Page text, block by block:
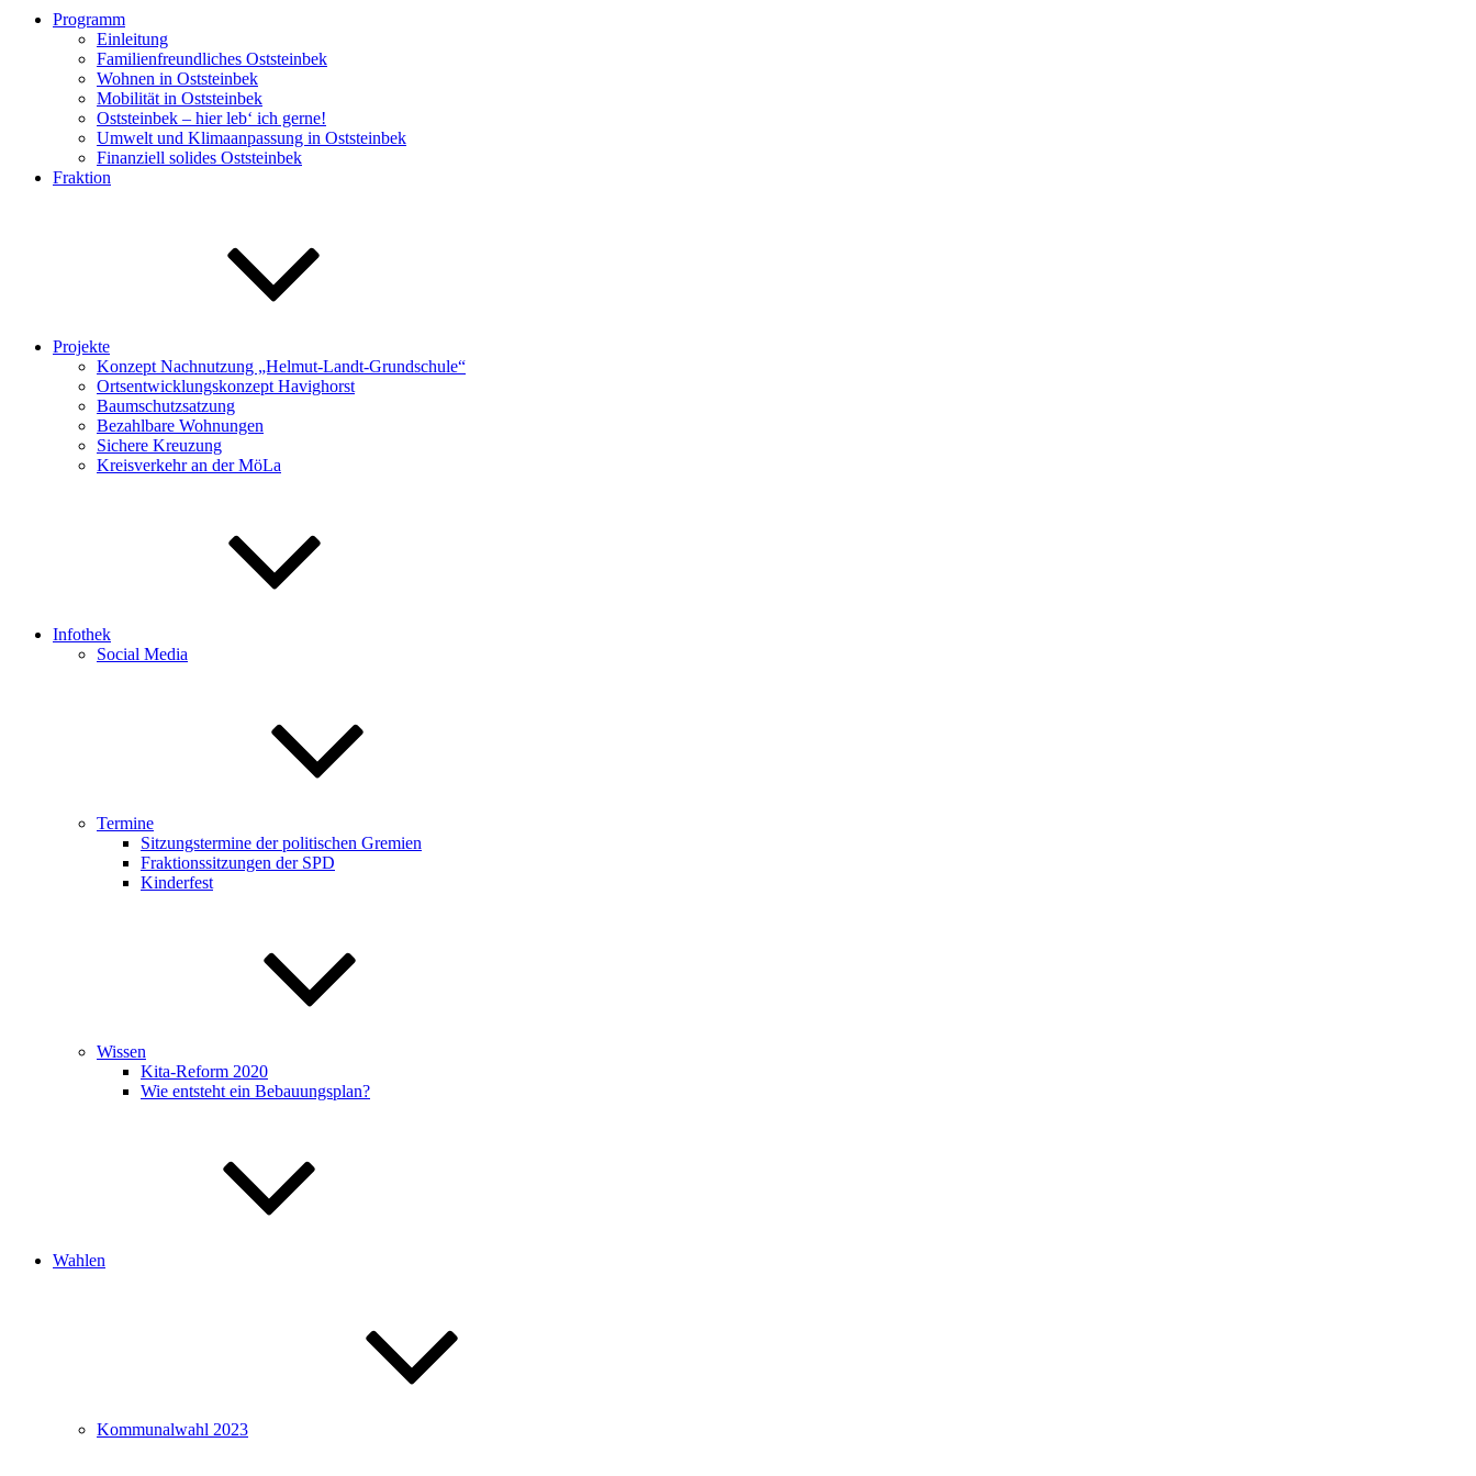
Programm
Einleitung
Familienfreundliches Oststeinbek
Wohnen in Oststeinbek
Mobilität in Oststeinbek
Oststeinbek – hier leb‘ ich gerne!
Umwelt und Klimaanpassung in Oststeinbek
Finanziell solides Oststeinbek
Fraktion
Projekte
Konzept Nachnutzung „Helmut-Landt-Grundschule“
Ortsentwicklungskonzept Havighorst
Baumschutzsatzung
Bezahlbare Wohnungen
Sichere Kreuzung
Kreisverkehr an der MöLa
Infothek
Social Media
Termine
Sitzungstermine der politischen Gremien
Fraktionssitzungen der SPD
Kinderfest
Wissen
Kita-Reform 2020
Wie entsteht ein Bebauungsplan?
Wahlen
Kommunalwahl 2023